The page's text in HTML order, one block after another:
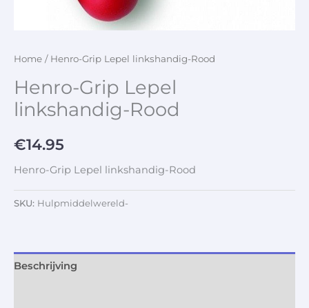
Home / Henro-Grip Lepel linkshandig-Rood
Henro-Grip Lepel
linkshandig-Rood
€14.95
Henro-Grip Lepel linkshandig-Rood
SKU: Hulpmiddelwereld-
Beschrijving